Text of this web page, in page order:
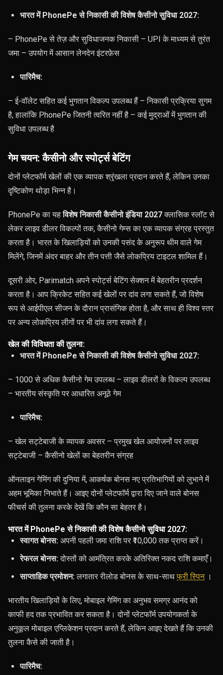
भारत में PhonePe से निकासी की विशेष कैसीनो सुविधा 2027:
– PhonePe से तेज़ और सुविधाजनक निकासी – UPI के माध्यम से तुरंत
जमा – उपयोग में आसान लेनदेन इंटरफ़ेस
पारिमैच:
– ई-वॉलेट सहित कई भुगतान विकल्प उपलब्ध हैं – निकासी प्रक्रिया सुगम
है, हालांकि PhonePe जितनी त्वरित नहीं है – कई मुद्राओं में भुगतान की
सुविधा उपलब्ध है
गेम चयन: कैसीनो और स्पोर्ट्स बेटिंग
दोनों प्लेटफॉर्म खेलों की एक व्यापक श्रृंखला प्रदान करते हैं, लेकिन उनका
दृष्टिकोण थोड़ा भिन्न है।
PhonePe का यहविशेष निकासी कैसीनो इंडिया 2027क्लासिक स्लॉट से
लेकर लाइव डीलर विकल्पों तक, कैसीनो गेम्स का एक व्यापक संग्रह प्रस्तुत
करता है। भारत के खिलाड़ियों को उनकी पसंद के अनुरूप थीम वाले गेम
मिलेंगे, जिनमें अंदर बाहर और तीन पत्ती जैसे लोकप्रिय टाइटल शामिल हैं।
दूसरी ओर, Parimatch अपने स्पोर्ट्स बेटिंग सेक्शन में बेहतरीन प्रदर्शन
करता है। आप क्रिकेट सहित कई खेलों पर दांव लगा सकते हैं, जो विशेष
रूप से आईपीएल सीजन के दौरान प्रासंगिक होता है, और साथ ही विश्व स्तर
पर अन्य लोकप्रिय लीगों पर भी दांव लगा सकते हैं।
खेल की विविधता की तुलना:
भारत में PhonePe से निकासी की विशेष कैसीनो सुविधा 2027:
– 1000 से अधिक कैसीनो गेम उपलब्ध – लाइव डीलरों के विकल्प उपलब्ध
– भारतीय संस्कृति पर आधारित अनूठे गेम
पारिमैच:
– खेल सट्टेबाजी के व्यापक अवसर – प्रमुख खेल आयोजनों पर लाइव
सट्टेबाजी – कैसीनो खेलों का बेहतरीन संग्रह
ऑनलाइन गेमिंग की दुनिया में, आकर्षक बोनस नए प्रतिभागियों को लुभाने में
अहम भूमिका निभाते हैं। आइए दोनों प्लेटफॉर्म द्वारा दिए जाने वाले बोनस
फीचर्स की तुलना करके देखें कि कौन सा बेहतर है।
भारत में PhonePe से निकासी की विशेष कैसीनो सुविधा 2027:
स्वागत बोनस: अपनी पहली जमा राशि पर ₹10,000 तक प्राप्त करें।
रेफरल बोनस:दोस्तों को आमंत्रित करके अतिरिक्त नकद राशि कमाएँ।
साप्ताहिक प्रमोशन:लगातार रीलोड बोनस के साथ-साथफ्री स्पिन।
भारतीय खिलाड़ियों के लिए, मोबाइल गेमिंग का अनुभव समग्र आनंद को
काफी हद तक प्रभावित कर सकता है। दोनों प्लेटफॉर्म उपयोगकर्ता के
अनुकूल मोबाइल एप्लिकेशन प्रदान करते हैं, लेकिन आइए देखते हैं कि उनकी
तुलना कैसे की जाती है।
पारिमैच: